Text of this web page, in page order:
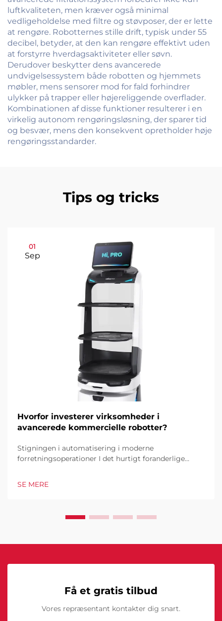
luftkvaliteten, men kræver også minimal
vedligeholdelse med filtre og støvposer, der er lette
at rengøre. Robotternes stille drift, typisk under 55
decibel, betyder, at den kan rengøre effektivt uden
at forstyrre hverdagsaktiviteter eller søvn.
Derudover beskytter dens avancerede
undvigelsessystem både robotten og hjemmets
møbler, mens sensorer mod for fald forhindrer
ulykker på trapper eller højereliggende overflader.
Kombinationen af disse funktioner resulterer i en
virkelig autonom rengøringsløsning, der sparer tid
og besvær, mens den konsekvent opretholder høje
rengøringsstandarder.
Tips og tricks
01
Sep
Hvorfor investerer virksomheder i
avancerede kommercielle robotter?
Stigningen i automatisering i moderne
forretningsoperationer I det hurtigt foranderlige
excellence. Disse sofistikerede maskiner
SE MERE
Få et gratis tilbud
Vores repræsentant kontakter dig snart.